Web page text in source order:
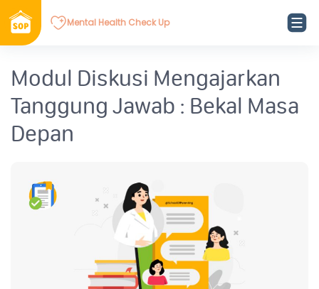
Mental Health Check Up
Modul Diskusi Mengajarkan
Tanggung Jawab : Bekal Masa
Depan